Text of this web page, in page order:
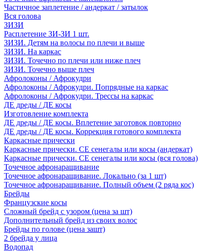
Частичное заплетение / андеркат / затылок
Вся голова
ЗИЗИ
Расплетение ЗИ-ЗИ 1 шт.
ЗИЗИ. Детям на волосы по плечи и выше
ЗИЗИ. На каркас
ЗИЗИ. Точечно по плечи или ниже плеч
ЗИЗИ. Точечно выше плеч
Афролоконы / Афрокудри
Афролоконы / Афрокудри. Попрядные на каркас
Афролоконы / Афрокудри. Трессы на каркас
ДЕ дреды / ДЕ косы
Изготовление комплекта
ДЕ дреды / ДЕ косы. Вплетение заготовок повторно
ДЕ дреды / ДЕ косы. Коррекция готового комплекта
Каркасные прически
Каркасные прически. СЕ сенегалы или косы (андеркат)
Каркасные прически. СЕ сенегалы или косы (вся голова)
Точечное афронаращивание
Точечное афронаращивание. Локально (за 1 шт)
Точечное афронаращивание. Полный объем (2 ряда кос)
Брейды
Французские косы
Сложный брейд с узором (цена за шт)
Дополнительный брейд из своих волос
Брейды по голове (цена зашт)
2 брейда у лица
Водопад